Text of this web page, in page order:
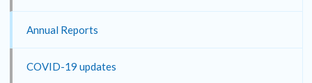
Annual Reports
COVID-19 updates